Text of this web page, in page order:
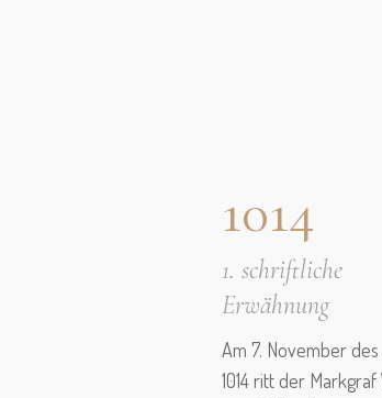
1014
1. schriftliche
Erwähnung
Am 7. November
1014 ritt der